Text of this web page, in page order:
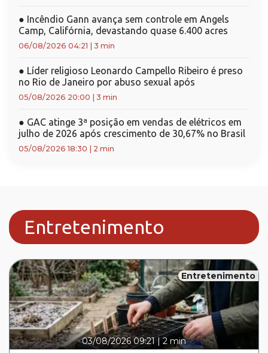
● Incêndio Gann avança sem controle em Angels
Camp, Califórnia, devastando quase 6.400 acres
06/08/2026 04:21 3 min
● Líder religioso Leonardo Campello Ribeiro é preso
no Rio de Janeiro por abuso sexual após
05/08/2026 20:00 3 min
● GAC atinge 3ª posição em vendas de elétricos em
julho de 2026 após crescimento de 30,67% no Brasil
05/08/2026 18:30 2 min
Entretenimento
Entretenimento
03/08/2026 09:21|2 min